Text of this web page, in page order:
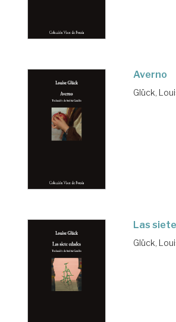
Averno
Glück,
Las
Glück,